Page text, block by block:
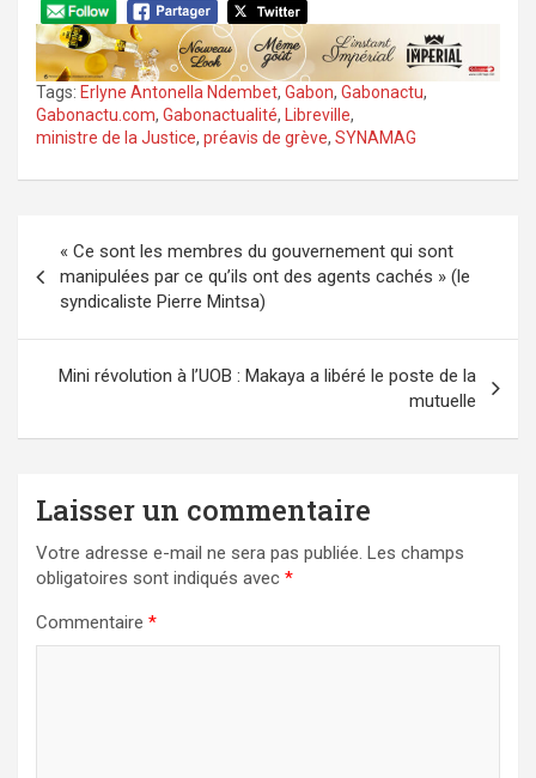
Tags: Erlyne Antonella Ndembet, Gabon, Gabonactu,
Gabonactu.com, Gabonactualité, Libreville,
ministre de la Justice, préavis de grève, SYNAMAG
de
l’article
« Ce sont les membres du gouvernement qui sont
manipulées par ce qu’ils ont des agents cachés » (le
syndicaliste Pierre Mintsa)
Mini révolution à l’UOB : Makaya a libéré le poste de la
mutuelle
Laisser un commentaire
Votre adresse e-mail ne sera pas publiée. Les champs
obligatoires sont indiqués avec *
Commentaire *